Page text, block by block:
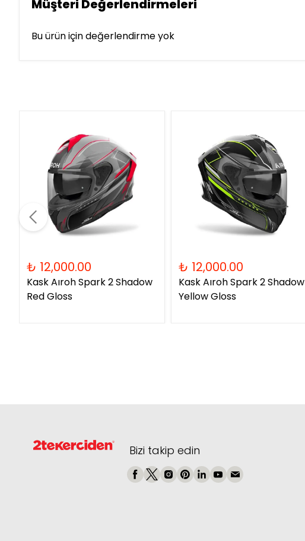
Müşteri Değerlendirmeleri
Bu ürün için değerlendirme yok
₺ 12,000.00
Kask Aıroh Spark 2 Shadow
Red Gloss
₺ 12,000.00
Kask Aıroh Spark 2 Shadow
Yellow Gloss
Bizi takip edin